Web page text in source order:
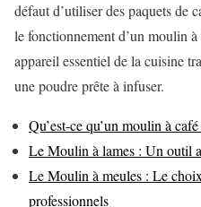
défaut d’utiliser des paquets de
le fonctionnement d’un moulin
appareil essentiel de la cuisine
une poudre prête à infuser.
Qu’est-ce qu’un moulin à
Le Moulin à lames : Un outil
Le Moulin à meules : Le
professionnels